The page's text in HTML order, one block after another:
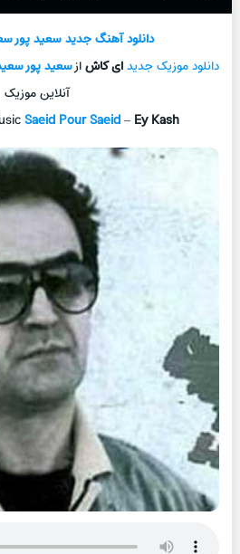
دانلود آهنگ جدیدسعید پور
دانلود موزیک جدیدای کاشازسعید پور
آنلاین موزیک
Saeid Pour Saeid– Ey Kash